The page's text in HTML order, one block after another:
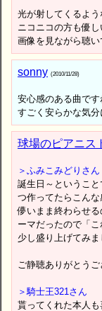
光が射してくるよう
ニコニコの方も優し
画像を見ながら聴
sonny (2010/11/28)
安心感のある曲です
すごく安らかな気分
球場のピアニス
＞ふみこみどりさん
誕生日～というこ
つ作ってたらこん
儚いまま終わらせ
ーマだったので「
少し盛り上げてみま
ご静聴ありがとう
＞騎士王321さん
貰ってくれた本人